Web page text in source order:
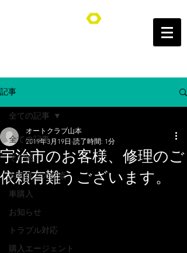
オートクラブ山本/Auto Club YAMAMOTO
記事
全ての記事
その他
お客様との交流
車購入
お知らせ
トラブル対応
購入エージェント
全ての記事
宇治市のお客様、修理のご
依頼有難うございます。
オートクラブ山本
2019年3月19日 読了時間: 1分